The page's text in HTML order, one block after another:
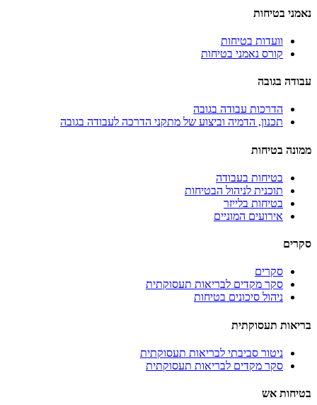
נאמני בטיחות
וועדות בטיחות
קורס נאמני בטיחות
עבודה בגובה
הדרכות עבודה בגובה
תכנון, הדמיה וביצוע של מתקני הדרכה לעבודה בגובה
ממונה בטיחות
בטיחות בעבודה
תוכנית לניהול הבטיחות
בטיחות בלייזר
אירועים המוניים
סקרים
סקרים
סקר מקדים לבריאות תעסוקתית
ניהול סיכונים בטיחות
בריאות תעסוקתית
ניטור סביבתי לבריאות תעסוקתית
סקר מקדים לבריאות תעסוקתית
בטיחות אש